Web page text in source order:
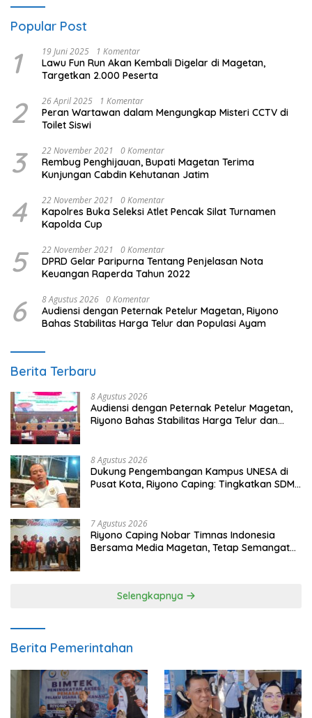
Popular Post
1 19 Juni 2025 1 Komentar
Lawu Fun Run Akan Kembali Digelar di Magetan,
Targetkan 2.000 Peserta
2 26 April 2025 1 Komentar
Peran Wartawan dalam Mengungkap Misteri CCTV di
Toilet Siswi
3 22 November 2021 0 Komentar
Rembug Penghijauan, Bupati Magetan Terima
Kunjungan Cabdin Kehutanan Jatim
4 22 November 2021 0 Komentar
Kapolres Buka Seleksi Atlet Pencak Silat Turnamen
Kapolda Cup
5 22 November 2021 0 Komentar
DPRD Gelar Paripurna Tentang Penjelasan Nota
Keuangan Raperda Tahun 2022
6 8 Agustus 2026 0 Komentar
Audiensi dengan Peternak Petelur Magetan, Riyono
Bahas Stabilitas Harga Telur dan Populasi Ayam
Berita Terbaru
8 Agustus 2026
Audiensi dengan Peternak Petelur Magetan,
Riyono Bahas Stabilitas Harga Telur dan
8 Agustus 2026
Dukung Pengembangan Kampus UNESA di
Pusat Kota, Riyono Caping: Tingkatkan SDM
7 Agustus 2026
Riyono Caping Nobar Timnas Indonesia
Bersama Media Magetan, Tetap Semangat
Selengkapnya
Berita Pemerintahan